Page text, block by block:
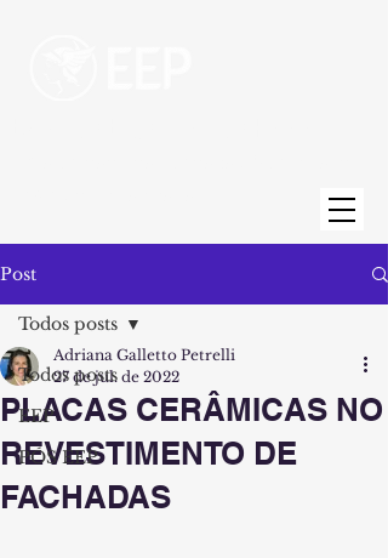
Post
Todos posts
EEP
PÓS EEP
Todos posts
PLACAS CERÂMICAS NO
REVESTIMENTO DE
FACHADAS
Adriana Galletto Petrelli
27 de jul. de 2022